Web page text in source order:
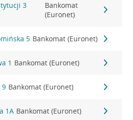
3
Bankomat
(Euronet)
5 Bankomat (Euronet)
1 Bankomat (Euronet)
9 Bankomat (Euronet)
1A Bankomat (Euronet)